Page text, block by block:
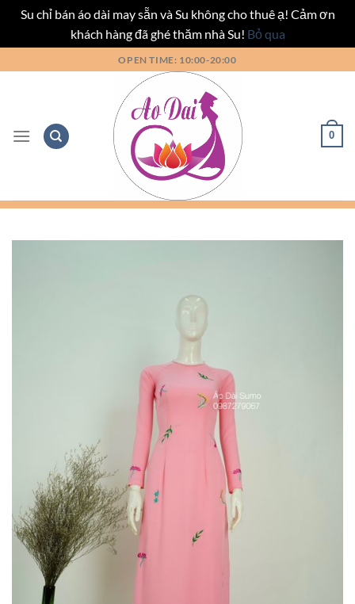
Su chỉ bán áo dài may sẵn và Su không cho thuê ạ! Cảm ơn
khách hàng đã ghé thăm nhà Su! Bỏ qua
qua
OPEN TIME: 10:00-20:00
0